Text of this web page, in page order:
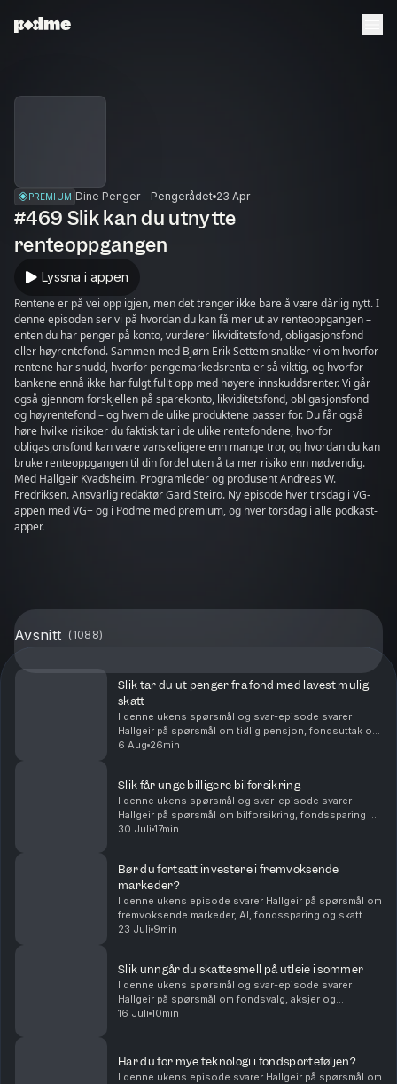
PREMIUM Dine Penger - Pengerådet 23 Apr
#469 Slik kan du utnytte
renteoppgangen
Lyssna i appen
Rentene er på vei opp igjen, men det trenger ikke bare å være dårlig nytt. I
denne episoden ser vi på hvordan du kan få mer ut av renteoppgangen –
enten du har penger på konto, vurderer likviditetsfond, obligasjonsfond
eller høyrentefond. Sammen med Bjørn Erik Settem snakker vi om hvorfor
rentene har snudd, hvorfor pengemarkedsrenta er så viktig, og hvorfor
bankene ennå ikke har fulgt fullt opp med høyere innskuddsrenter. Vi går
også gjennom forskjellen på sparekonto, likviditetsfond, obligasjonsfond
og høyrentefond – og hvem de ulike produktene passer for. Du får også
høre hvilke risikoer du faktisk tar i de ulike rentefondene, hvorfor
obligasjonsfond kan være vanskeligere enn mange tror, og hvordan du kan
bruke renteoppgangen til din fordel uten å ta mer risiko enn nødvendig.
Med Hallgeir Kvadsheim. Programleder og produsent Andreas W.
Fredriksen. Ansvarlig redaktør Gard Steiro. Ny episode hver tirsdag i VG-
appen med VG+ og i Podme med premium, og hver torsdag i alle podkast-
apper.
Avsnitt ( 1088)
Slik tar du ut penger fra fond med lavest mulig
skatt
I denne ukens spørsmål og svar-episode svarer
Hallgeir på spørsmål om tidlig pensjon, fondsuttak og
langsiktig sparing. Du får blant annet høre om: Hvor
6 Aug 26min
Slik får unge billigere bilforsikring
I denne ukens spørsmål og svar-episode svarer
Hallgeir på spørsmål om bilforsikring, fondssparing og
familieøkonomi. Du får blant annet høre om: Hvordan
30 Juli 17min
Bør du fortsatt investere i fremvoksende
markeder?
I denne ukens episode svarer Hallgeir på spørsmål om
fremvoksende markeder, AI, fondssparing og skatt. Du
får blant annet høre om: • Hvorfor fremvoksende
23 Juli 9min
Slik unngår du skattesmell på utleie i sommer
I denne ukens spørsmål og svar-episode svarer
Hallgeir på spørsmål om fondsvalg, aksjer og
skatteregler for utleie. Du får blant annet høre om: •
16 Juli 10min
Har du for mye teknologi i fondsporteføljen?
I denne ukens episode svarer Hallgeir på spørsmål om